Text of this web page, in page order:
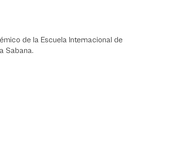
de la Escuela Internacional de
Sabana.